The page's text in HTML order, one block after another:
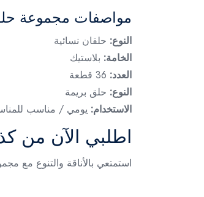
مواصفات مجموعة
النوع: حلقان نسائية
الخامة: بلاستيك
العدد:
النوع: حلق بريمة
الاستخدام: يومي / مناسب
اطلبي الآن من
استمتعي بالأناقة والتنوع مع مجموعة حلقان من 36 حلق بريمة –